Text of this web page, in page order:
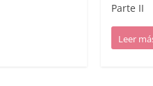
Parte II
Leer